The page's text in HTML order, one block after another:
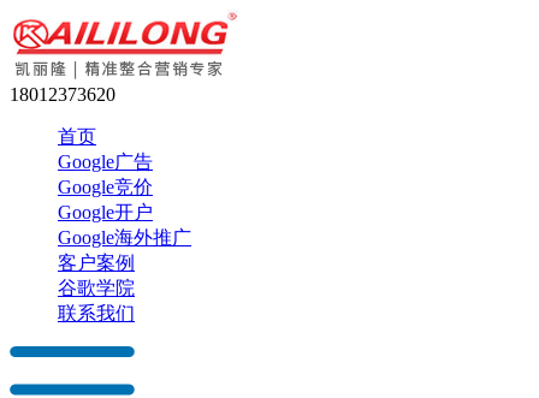
18012373620
首页
Google广告
Google竞价
Google开户
Google海外推广
客户案例
谷歌学院
联系我们